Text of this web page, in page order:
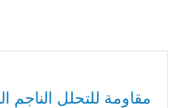
مقاومة للتحلل الناجم